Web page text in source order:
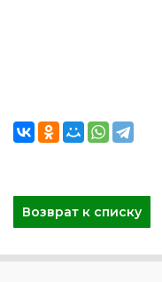
Возврат к списку